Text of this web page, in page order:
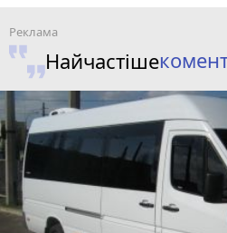
Найчастіше